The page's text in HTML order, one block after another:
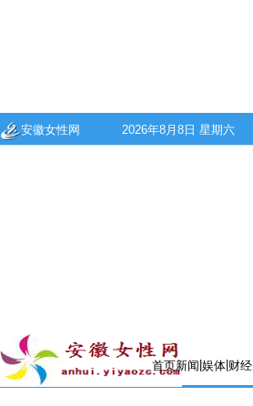
安徽女性网 2026年8月8日 星期六
首页新闻 娱体 财经